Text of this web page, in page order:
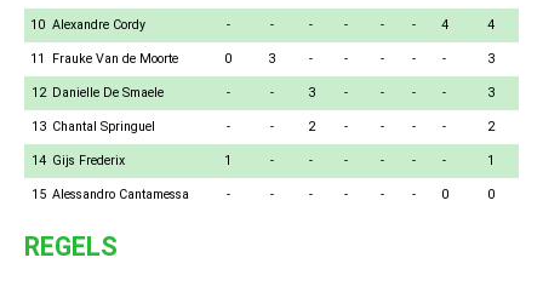
10 Alexandre Cordy - - - - - - 4 4
11 Frauke Van de Moorte 0 3 - - - - - 3
12 Danielle De Smaele - - 3 - - - - 3
13 Chantal Springuel - - 2 - - - - 2
14 Gijs Frederix 1 - - - - - - 1
15 Alessandro Cantamessa - - - - - - 0 0
REGELS